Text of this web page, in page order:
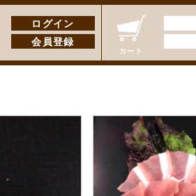
ログイン
会員登録
カート